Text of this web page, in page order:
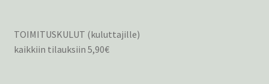
TOIMITUSKULUT (kuluttajille)
kaikkiin tilauksiin 5,90€